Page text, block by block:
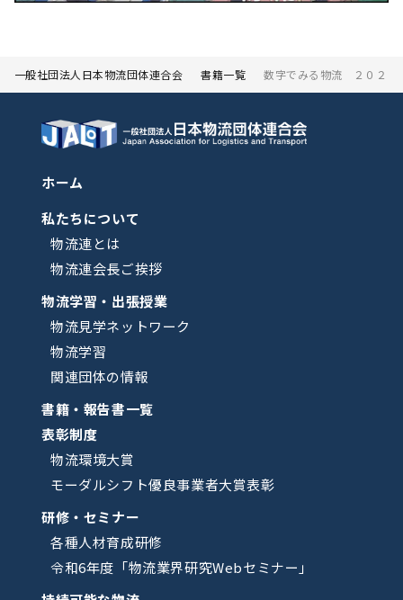
一般社団法人日本物流団体連合会 書籍一覧 数字でみる物流 ２０２４
ホーム
私たちについて
物流連とは
物流連会長ご挨拶
物流学習・出張授業
物流見学ネットワーク
物流学習
関連団体の情報
書籍・報告書一覧
表彰制度
物流環境大賞
モーダルシフト優良事業者大賞表彰
研修・セミナー
各種人材育成研修
令和6年度「物流業界研究Webセミナー」